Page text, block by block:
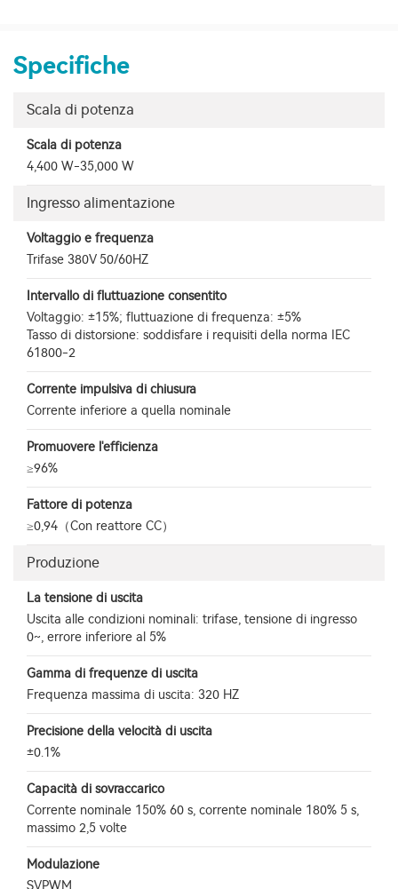
Specifiche
Scala di potenza
Scala di potenza
4,400 W-35,000 W
Ingresso alimentazione
Voltaggio e frequenza
Trifase 380V 50/60HZ
Intervallo di fluttuazione consentito
Voltaggio: ±15%; fluttuazione di frequenza: ±5%
Tasso di distorsione: soddisfare i requisiti della norma IEC
61800-2
Corrente impulsiva di chiusura
Corrente inferiore a quella nominale
Promuovere l'efficienza
≥96%
Fattore di potenza
≥0,94（Con reattore CC）
Produzione
La tensione di uscita
Uscita alle condizioni nominali: trifase, tensione di ingresso
0~, errore inferiore al 5%
Gamma di frequenze di uscita
Frequenza massima di uscita: 320 HZ
Precisione della velocità di uscita
±0.1%
Capacità di sovraccarico
Corrente nominale 150% 60 s, corrente nominale 180% 5 s,
massimo 2,5 volte
Modulazione
SVPWM